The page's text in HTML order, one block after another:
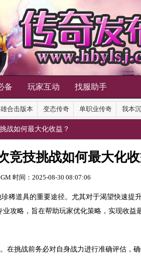
备 玩家互动 找服助手
合击版本 变态传奇 单职业传奇 我本
战如何最大化收益？
竞技挑战如何最大化收
时间：2025-08-30 08:07:06
稀道具的重要途径。尤其对于渴望快速提
攻略，旨在帮助玩家优化策略，实现收益
在挑战前务必对自身战力进行准确评估，